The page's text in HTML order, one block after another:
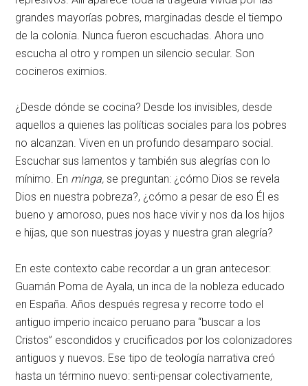
grandes mayorías pobres, marginadas desde el tiempo
de la colonia. Nunca fueron escuchadas. Ahora uno
escucha al otro y rompen un silencio secular. Son
cocineros eximios.
¿Desde dónde se cocina? Desde los invisibles, desde
aquellos a quienes las políticas sociales para los pobres
no alcanzan. Viven en un profundo desamparo social.
Escuchar sus lamentos y también sus alegrías con lo
mínimo. En minga, se preguntan: ¿cómo Dios se revela
Dios en nuestra pobreza?, ¿cómo a pesar de eso Él es
bueno y amoroso, pues nos hace vivir y nos da los hijos
e hijas, que son nuestras joyas y nuestra gran alegría?
En este contexto cabe recordar a un gran antecesor:
Guamán Poma de Ayala, un inca de la nobleza educado
en España. Años después regresa y recorre todo el
antiguo imperio incaico peruano para “buscar a los
Cristos” escondidos y crucificados por los colonizadores
antiguos y nuevos. Ese tipo de teología narrativa creó
hasta un término nuevo: senti-pensar colectivamente,